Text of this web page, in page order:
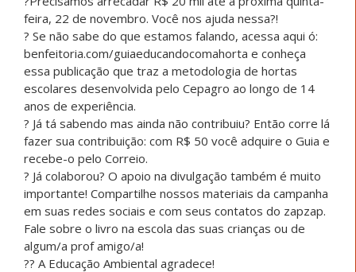
feira, 22 de novembro. Você nos ajuda nessa?!
? Se não sabe do que estamos falando, acessa aqui ó:
benfeitoria.com/guiaeducandocomahorta e conheça
essa publicação que traz a metodologia de hortas
escolares desenvolvida pelo Cepagro ao longo de 14
anos de experiência.
? Já tá sabendo mas ainda não contribuiu? Então corre lá
fazer sua contribuição: com R$ 50 você adquire o Guia e
recebe-o pelo Correio.
? Já colaborou? O apoio na divulgação também é muito
importante! Compartilhe nossos materiais da campanha
em suas redes sociais e com seus contatos do zapzap.
Fale sobre o livro na escola das suas crianças ou de
algum/a prof amigo/a!
?? A Educação Ambiental agradece!